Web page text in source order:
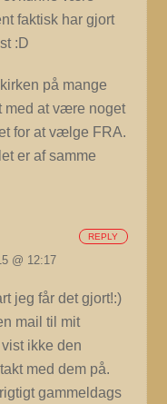
faktisk har gjort
:D
på mange
med at være noget
for at vælge FRA.
er af samme
@ 12:17
jeg får det gjort!:)
mail til mit
ikke den
med dem på.
gammeldags
REPLY